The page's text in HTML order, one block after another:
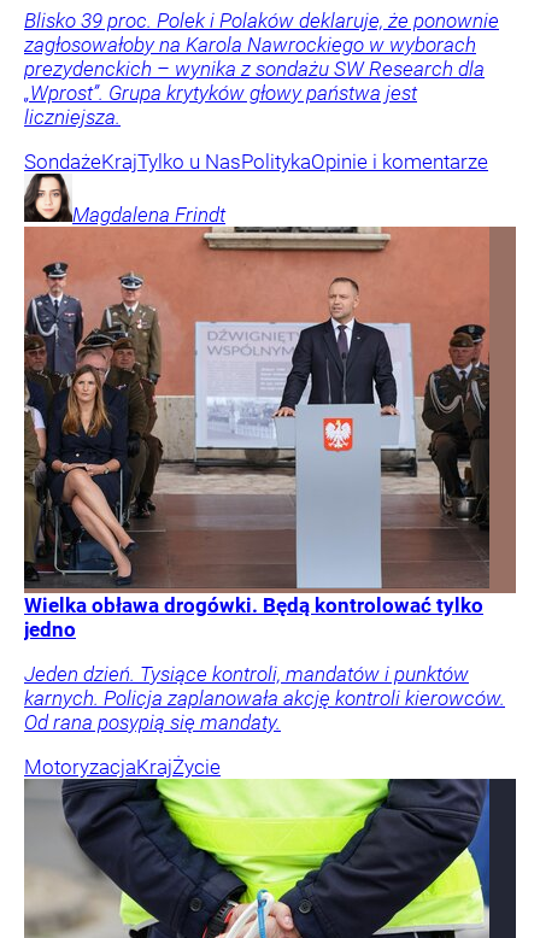
Blisko 39 proc. Polek i Polaków deklaruje, że ponownie
zagłosowałoby na Karola Nawrockiego w wyborach
prezydenckich – wynika z sondażu SW Research dla
„Wprost”. Grupa krytyków głowy państwa jest
liczniejsza.
SondażeKrajTylko u NasPolitykaOpinie i komentarze
Magdalena Frindt
Wielka obława drogówki. Będą kontrolować tylko
jedno
Jeden dzień. Tysiące kontroli, mandatów i punktów
karnych. Policja zaplanowała akcję kontroli kierowców.
Od rana posypią się mandaty.
MotoryzacjaKrajŻycie